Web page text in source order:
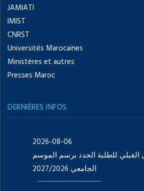
JAMIATI
IMIST
CNRST
Universités Marocaines
Ministères et autres
Presses Maroc
DERNIÈRES INFOS
2026-08-06
القبلي للطلبة الجدد برسم الموسم
الجامعي 2027/2026